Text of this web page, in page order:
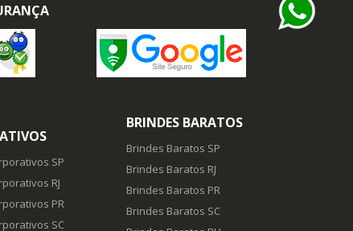
SP
RJ
PR
SC
BRINDES BARATOS
Brindes Baratos SP
Brindes Baratos RJ
Brindes Baratos PR
Brindes Baratos SC